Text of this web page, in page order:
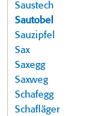
Saustech
Sautobel
Sauzipfel
Sax
Saxegg
Saxweg
Schafegg
Schafläger